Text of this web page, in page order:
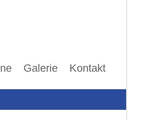
Galerie Kontakt